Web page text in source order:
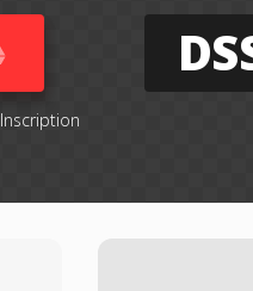
Inscription